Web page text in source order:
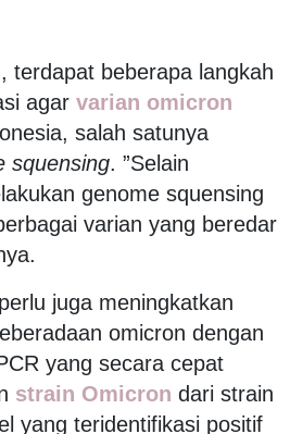
terdapat beberapa langkah
agar varian omicron
salah satunya
squensing. ”Selain
genome squensing
varian yang beredar
juga meningkatkan
omicron dengan
yang secara cepat
strain Omicron dari strain
yang teridentifikasi positif